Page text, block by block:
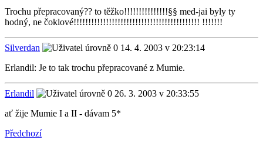
Trochu přepracovaný?? to těžko!!!!!!!!!!!!!!!§§ med-jai byly ty
hodný, ne čoklové!!!!!!!!!!!!!!!!!!!!!!!!!!!!!!!!!!!!!!!!!!! !!!!!!!
Silverdan
14. 4. 2003 v 20:23:14
Erlandil: Je to tak trochu přepracované z Mumie.
Erlandil
26. 3. 2003 v 20:33:55
ať žije Mumie I a II - dávam 5*
Předchozí